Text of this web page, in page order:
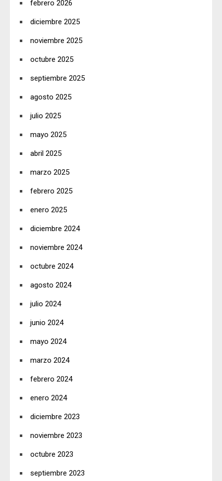
febrero 2026
diciembre 2025
noviembre 2025
octubre 2025
septiembre 2025
agosto 2025
julio 2025
mayo 2025
abril 2025
marzo 2025
febrero 2025
enero 2025
diciembre 2024
noviembre 2024
octubre 2024
agosto 2024
julio 2024
junio 2024
mayo 2024
marzo 2024
febrero 2024
enero 2024
diciembre 2023
noviembre 2023
octubre 2023
septiembre 2023